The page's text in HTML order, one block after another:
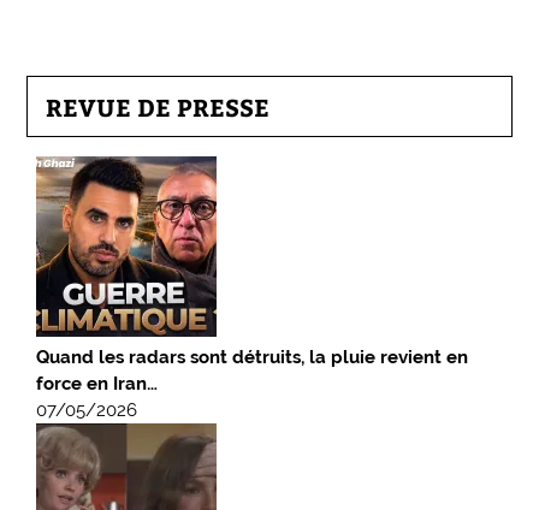
REVUE DE PRESSE
Quand les radars sont détruits, la pluie revient en
force en Iran…
07/05/2026